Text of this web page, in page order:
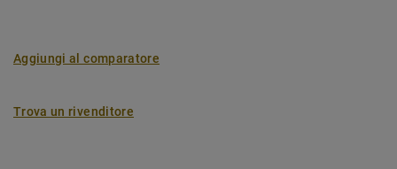
Aggiungi al comparatore
Trova un rivenditore